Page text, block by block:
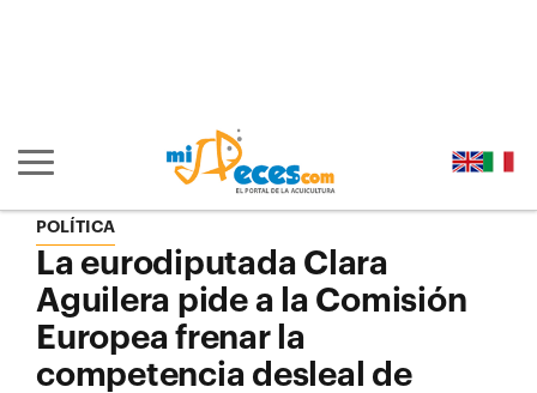
Mostrar/ocultar navegación principal
POLÍTICA
La eurodiputada Clara
Aguilera pide a la Comisión
Europea frenar la
competencia desleal de